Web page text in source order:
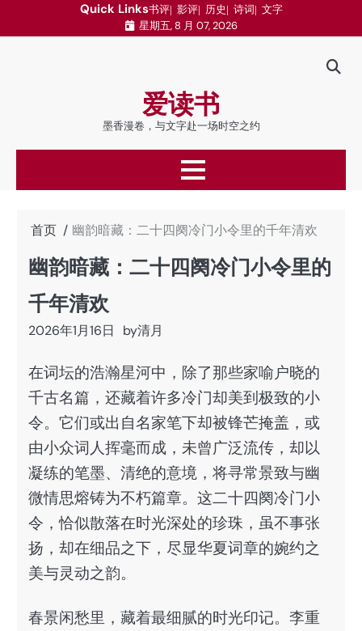
Quick Links书评 影评 历史 诗词 文字
星期五, 8 月 07, 2026
爱读书
墨香漫卷，与文字赴一场时空之约
首页 幽韵暗藏：二十四阕冷门小令里的千年清欢
幽韵暗藏：二十四阕冷门小令里的
千年清欢
2026年1月16日 by清月
在词坛的浩瀚星河中，除了那些家喻户晓的
千古名篇，还藏着许多冷门却美到极致的小
令。它们或出自名家笔下却被锋芒掩盖，或
由小众词人挥毫而成，未曾广泛流传，却以
凝练的笔墨、清绝的意境，将寻常景致与幽
微情思熔铸为不朽篇章。这二十四阕冷门小
令，恰似散落在时光深处的珍珠，虽不事张
扬，却在细品之下，尽显华夏词章的婉约之
美与灵动之韵。
春景闲愁里，藏着最细腻的时光印记。李重